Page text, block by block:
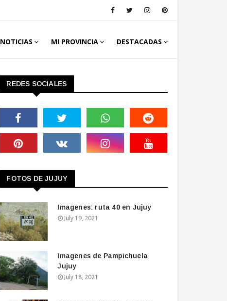
NOTICIAS MI PROVINCIA DESTACADAS
REDES SOCIALES
FOTOS DE JUJUY
Imagenes: ruta 40 en Jujuy
July 19, 2021
Imagenes de Pampichuela
Jujuy
July 18, 2021